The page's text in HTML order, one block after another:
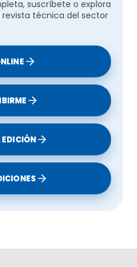
suscríbete o explora
revista técnica del sector
EDICIÓN